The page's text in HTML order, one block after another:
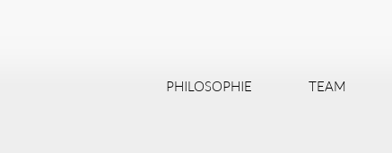
PHILOSOPHIE TEAM